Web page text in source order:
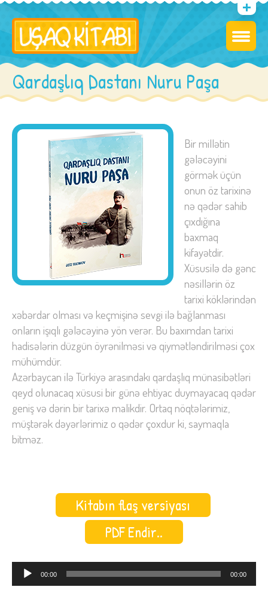
Qardaşlıq Dastanı Nuru Paşa
Bir millətin
gələcəyini
görmək üçün
onun öz tarixinə
nə qədər sahib
çıxdığına
baxmaq
kifayətdir.
Xüsusilə də gənc
nəsillərin öz
tarixi köklərindən
xəbərdar olması və keçmişinə sevgi ilə bağlanması
onların işıqlı gələcəyinə yön verər. Bu baxımdan tarixi
hadisələrin düzgün öyrənilməsi və qiymətləndirilməsi çox
mühümdür.
Azərbaycan ilə Türkiyə arasındakı qardaşlıq münasibətləri
qeyd olunacaq xüsusi bir günə ehtiyac duymayacaq qədər
geniş və dərin bir tarixə malikdir. Ortaq nöqtələrimiz,
müştərək dəyərlərimiz o qədər çoxdur ki, saymaqla
bitməz.
Kitabın flaş versiyası
PDF Endir..
Audio
Oynadıcı
00:00 00:00